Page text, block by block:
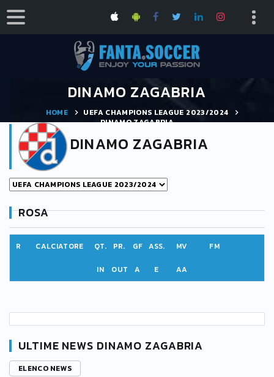
DINAMO ZAGABRIA
HOME
UEFA CHAMPIONS LEAGUE 2023/2024
DINAMO ZAGABRIA
DINAMO ZAGABRIA
ROSA
R CALCIATORE QT. PR. GF ASS. MV FM
IN OUT A E AA
ULTIME NEWS DINAMO ZAGABRIA
ELENCO NEWS